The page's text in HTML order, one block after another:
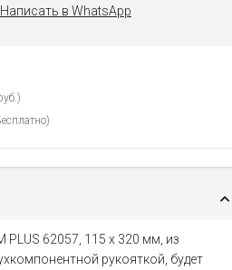
Написать в WhatsApp
62057, 115 х 320 мм, из
рукояткой, будет